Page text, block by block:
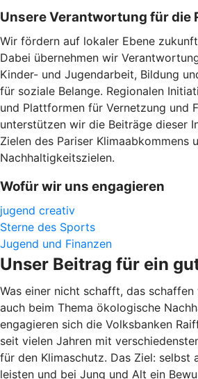
Unsere Verantwortung für die
Wir fördern auf lokaler Ebene
Dabei übernehmen wir
Kinder- und Jugendarbeit, Bildung
für soziale Belange. Regionalen
und Plattformen für Vernetzung und
unterstützen wir die Beiträge dieser
Zielen des Pariser Klimaabkommens
Nachhaltigkeitszielen.
Wofür wir uns engagieren
jugend creativ
Sterne des Sports
Jugend und Finanzen
Unser Beitrag für ein
Was einer nicht schafft, das
auch beim Thema ökologische
engagieren sich die Volksbanken
seit vielen Jahren mit
für den Klimaschutz. Das Ziel: selbst
leisten und bei Jung und Alt ein